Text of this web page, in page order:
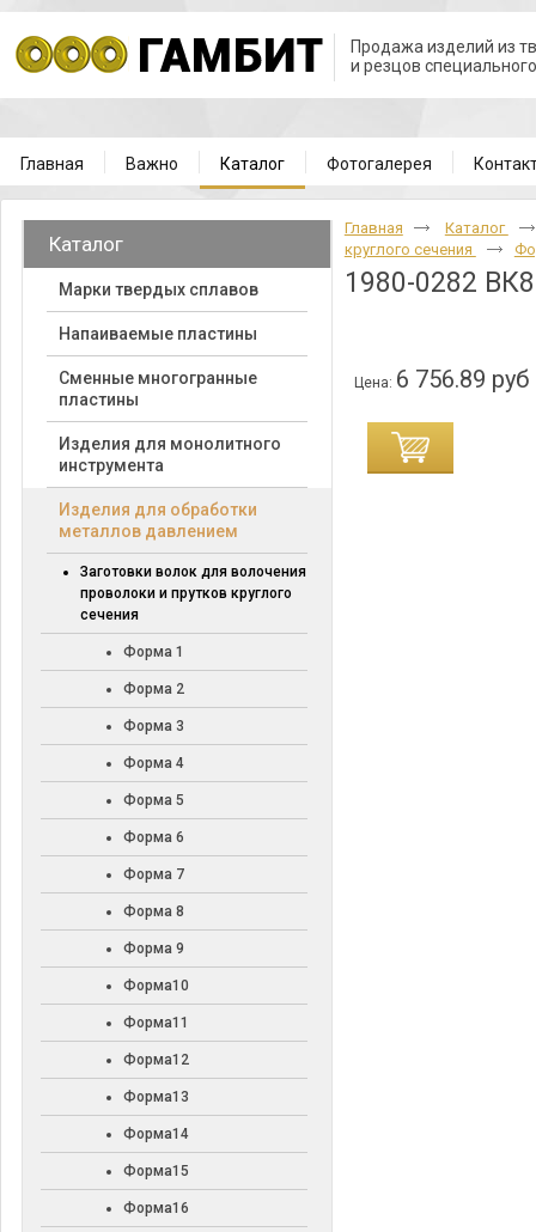
Продажа изделий из
и резцов
Главная Важно Каталог Фотогалерея
Каталог
Марки твердых сплавов
Напаиваемые пластины
Cменные многогранные
пластины
Изделия для монолитного
инструмента
Изделия для обработки
металлов давлением
Заготовки волок для волочения
проволоки и прутков круглого
сечения
Форма 1
Форма 2
Форма 3
Форма 4
Форма 5
Форма 6
Форма 7
Форма 8
Форма 9
Форма10
Форма11
Форма12
Форма13
Форма14
Форма15
Форма16
Главная
Каталог
круглого сечения
1980-0282 ВК8
Цена: 6 756.89 руб